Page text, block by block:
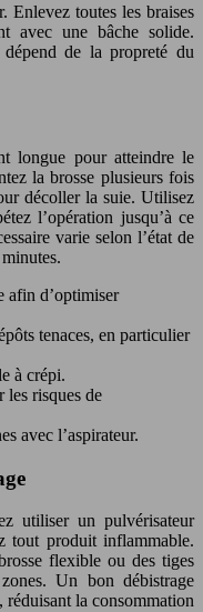
Enlevez toutes les braises
avec une bâche solide.
de la propreté du
longue pour atteindre le
la brosse plusieurs fois
décoller la suie. Utilisez
l’opération jusqu’à ce
varie selon l’état de
afin d’optimiser
tenaces, en particulier
à crépi.
les risques de
avec l’aspirateur.
utiliser un pulvérisateur
tout produit inflammable.
flexible ou des tiges
Un bon débistrage
la consommation